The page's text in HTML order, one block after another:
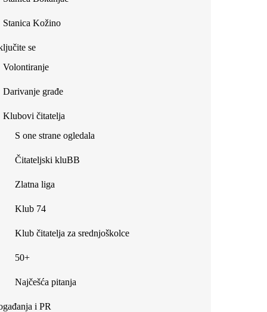
Stanica Kožino
se
Volontiranje
Darivanje građe
Klubovi čitatelja
S one strane ogledala
Čitateljski kluBB
Zlatna liga
Klub 74
Klub čitatelja za srednjoškolce
50+
Najčešća pitanja
i PR